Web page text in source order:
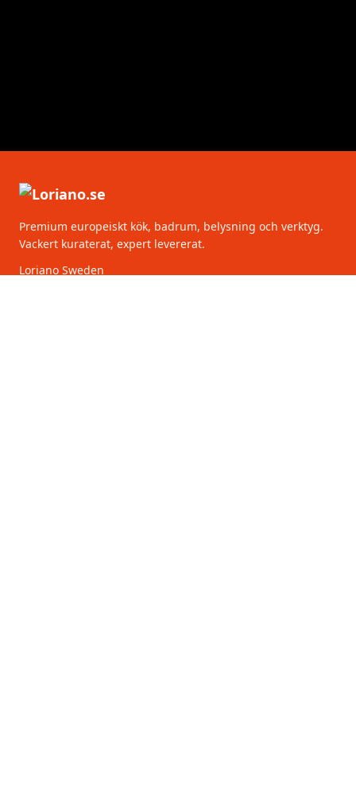
Premium europeiskt kök, badrum, belysning och verktyg.
Vackert kuraterat, expert levererat.
Loriano Sweden